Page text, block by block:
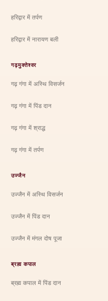
हरिद्वार में तर्पण
हरिद्वार में नारायण बली
गढ़मुक्तेश्वर
गढ़ गंगा में अस्थि विसर्जन
गढ़ गंगा में पिंड दान
गढ़ गंगा में श्राद्ध
गढ़ गंगा में तर्पण
उज्जैन
उज्जैन में अस्थि विसर्जन
उज्जैन में पिंड दान
उज्जैन में मंगल दोष पूजा
ब्रह्म कपाल
ब्रह्म कपाल में पिंड दान